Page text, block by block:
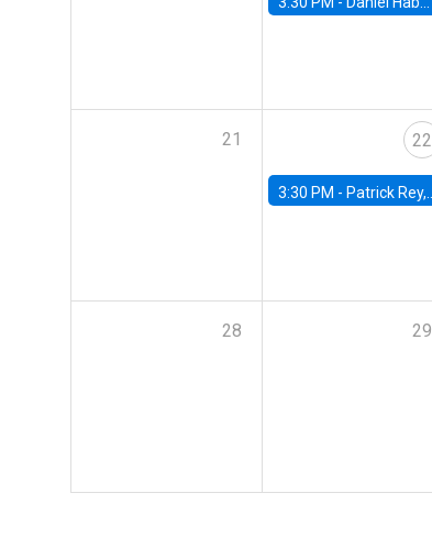
21 22
3:30 PM - Patrick Rey, University of Toulouse
28 29